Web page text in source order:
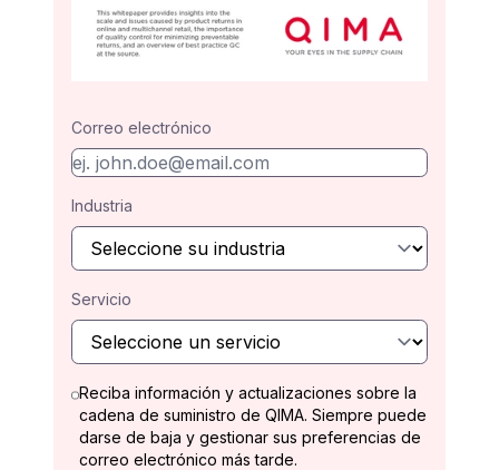
Correo electrónico
Industria
Servicio
Reciba información y actualizaciones sobre la
cadena de suministro de QIMA. Siempre puede
darse de baja y gestionar sus preferencias de
correo electrónico más tarde.